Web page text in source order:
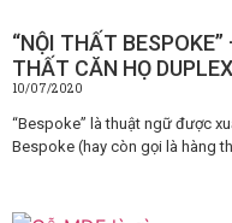
“NỘI THẤT
THẤT CĂN HỌ DUPLEX
10/07/2020
“Bespoke” là thuật ngữ được
Bespoke (hay còn gọi là hàng